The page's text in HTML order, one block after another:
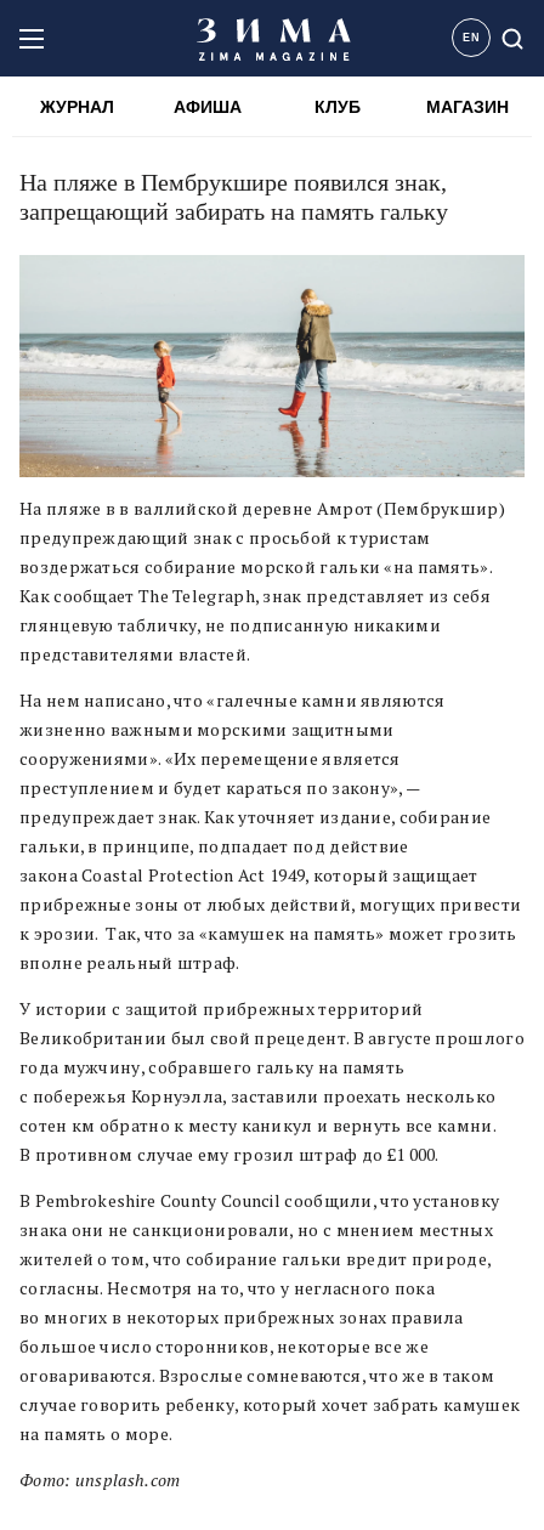
EN
ЖУРНАЛ АФИША КЛУБ МАГАЗИН
На пляже в Пембрукшире появился знак,
запрещающий забирать на память гальку
На пляже в в валлийской деревне Амрот (Пембрукшир)
предупреждающий знак с просьбой к туристам
воздержаться собирание морской гальки «на память».
Как сообщает The Telegraph, знак представляет из себя
глянцевую табличку, не подписанную никакими
представителями властей.
На нем написано, что «галечные камни являются
жизненно важными морскими защитными
сооружениями». «Их перемещение является
преступлением и будет караться по закону», —
предупреждает знак. Как уточняет издание, собирание
гальки, в принципе, подпадает под действие
закона Coastal Protection Act 1949, который защищает
прибрежные зоны от любых действий, могущих привести
к эрозии. Так, что за «камушек на память» может грозить
вполне реальный штраф.
У истории с защитой прибрежных территорий
Великобритании был свой прецедент. В августе прошлого
года мужчину, собравшего гальку на память
с побережья Корнуэлла, заставили проехать несколько
сотен км обратно к месту каникул и вернуть все камни.
В противном случае ему грозил штраф до £1 000.
В Pembrokeshire County Council сообщили, что установку
знака они не санкционировали, но с мнением местных
жителей о том, что собирание гальки вредит природе,
согласны. Несмотря на то, что у негласного пока
во многих в некоторых прибрежных зонах правила
большое число сторонников, некоторые все же
оговариваются. Взрослые сомневаются, что же в таком
случае говорить ребенку, который хочет забрать камушек
на память о море.
Фото: unsplash.com